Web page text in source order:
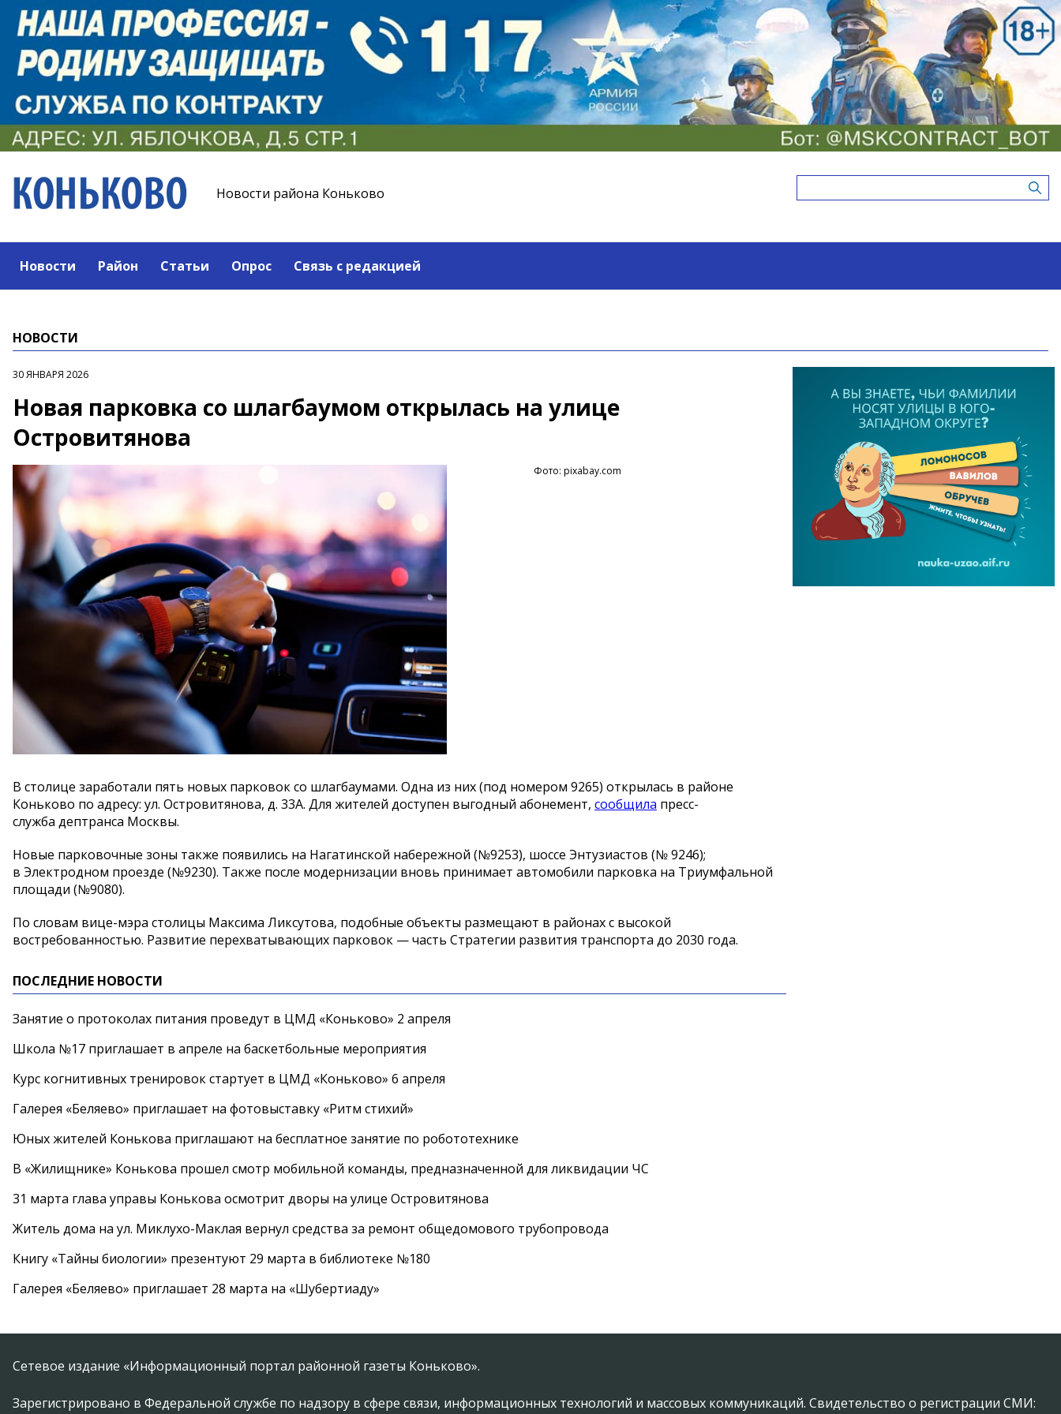
Новости района Коньково
Новости Район Статьи Опрос Связь с редакцией
НОВОСТИ
30 ЯНВАРЯ 2026
Новая парковка со шлагбаумом открылась на улице
Островитянова
Фото: pixabay.com
В столице заработали пять новых парковок со шлагбаумами. Одна из них (под номером 9265) открылась в районе
Коньково по адресу: ул. Островитянова, д. 33А. Для жителей доступен выгодный абонемент, сообщила пресс-
служба дептранса Москвы.
Новые парковочные зоны также появились на Нагатинской набережной (№9253), шоссе Энтузиастов (№ 9246);
в Электродном проезде (№9230). Также после модернизации вновь принимает автомобили парковка на Триумфальной
площади (№9080).
По словам вице-мэра столицы Максима Ликсутова, подобные объекты размещают в районах с высокой
востребованностью. Развитие перехватывающих парковок — часть Стратегии развития транспорта до 2030 года.
ПОСЛЕДНИЕ НОВОСТИ
Занятие о протоколах питания проведут в ЦМД «Коньково» 2 апреля
Школа №17 приглашает в апреле на баскетбольные мероприятия
Курс когнитивных тренировок стартует в ЦМД «Коньково» 6 апреля
Галерея «Беляево» приглашает на фотовыставку «Ритм стихий»
Юных жителей Конькова приглашают на бесплатное занятие по робототехнике
В «Жилищнике» Конькова прошел смотр мобильной команды, предназначенной для ликвидации ЧС
31 марта глава управы Конькова осмотрит дворы на улице Островитянова
Житель дома на ул. Миклухо-Маклая вернул средства за ремонт общедомового трубопровода
Книгу «Тайны биологии» презентуют 29 марта в библиотеке №180
Галерея «Беляево» приглашает 28 марта на «Шубертиаду»
Сетевое издание «Информационный портал районной газеты Коньково».
Зарегистрировано в Федеральной службе по надзору в сфере связи, информационных технологий и массовых коммуникаций. Свидетельство о регистрации СМИ: